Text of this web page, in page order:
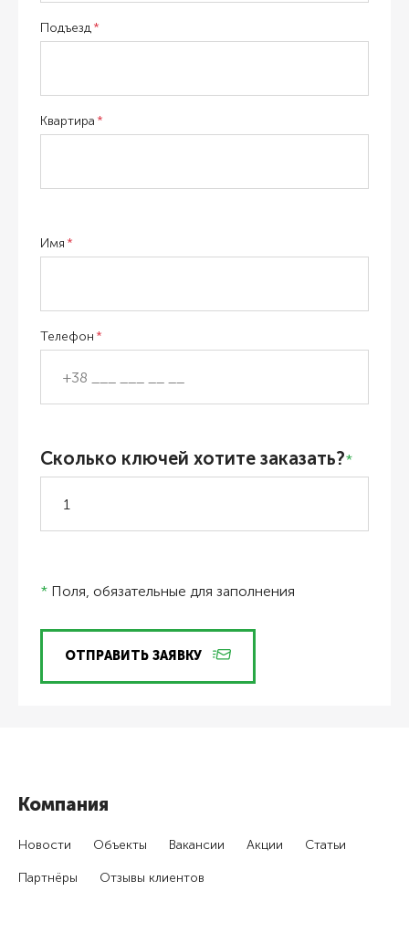
Подъезд
Квартира
Имя
Телефон
Сколько ключей хотите заказать?*
* Поля, обязательные для заполнения
ОТПРАВИТЬ ЗАЯВКУ
Компания
Новости Объекты Вакансии Акции Статьи
Партнёры Отзывы клиентов